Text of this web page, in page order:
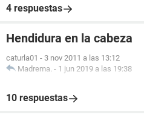
4 respuestas
Hendidura en la cabeza
caturla01 - 3 nov 2011 a las 13:12
Madrema. - 1 jun 2019 a las 19:38
10 respuestas